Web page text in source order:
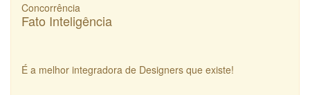
Concorrência
Fato Inteligência
É a melhor integradora de Designers que existe!